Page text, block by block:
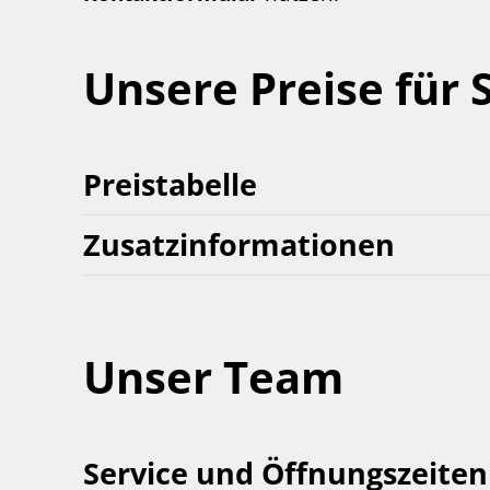
Unsere Preise für
Preistabelle
Zusatzinformationen
Unser Team
Service und Öffnungszeiten